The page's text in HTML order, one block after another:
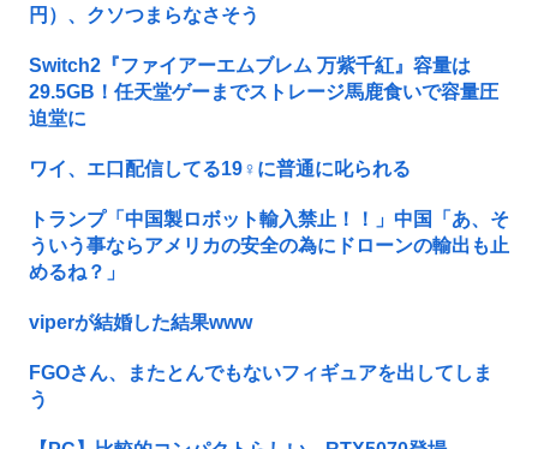
円）、クソつまらなさそう
Switch2『ファイアーエムブレム 万紫千紅』容量は
29.5GB！任天堂ゲーまでストレージ馬鹿食いで容量圧
迫堂に
ワイ、エ口配信してる19♀に普通に叱られる
トランプ「中国製ロボット輸入禁止！！」中国「あ、そ
ういう事ならアメリカの安全の為にドローンの輸出も止
めるね？」
viperが結婚した結果www
FGOさん、またとんでもないフィギュアを出してしま
う